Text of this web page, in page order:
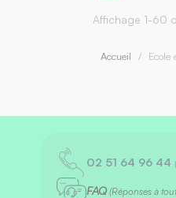
Accueil Ecole
Affichage 1-60
02 51 64 96 44
FAQ (Réponses à